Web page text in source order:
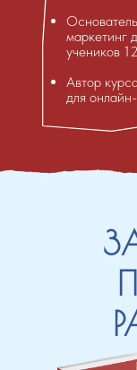
маркетинг
учеников
Автор
для